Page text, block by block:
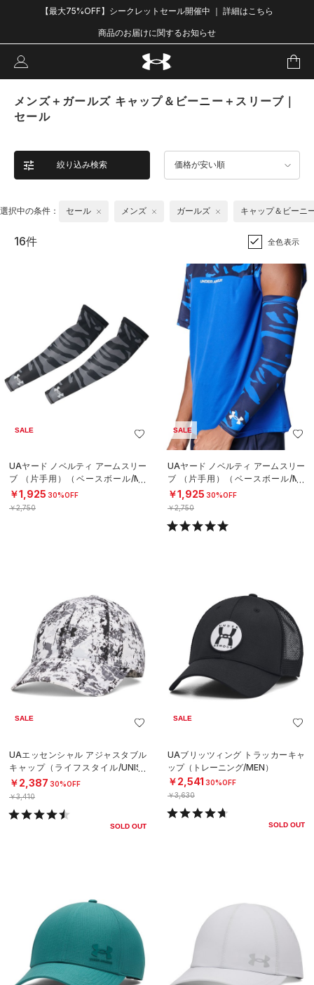
【最大75%OFF】シークレットセール開催中 ｜ 詳細はこちら
商品のお届けに関するお知らせ
メンズ＋ガールズ キャップ＆ビーニー＋スリーブ｜
セール
絞り込み検索 価格が安い順
選択中の条件： セール メンズ ガールズ キャップ＆ビーニ
16件 全色表示
SALE
UAヤード ノベルティ アームスリー
ブ （片手用）（ベースボール/ME
N）
￥1,925 30%OFF
￥2,750
SALE
UAヤード ノベルティ アームスリー
ブ （片手用）（ベースボール/ME
N）
￥1,925 30%OFF
￥2,750
SALE
UAエッセンシャル アジャスタブル
キャップ（ライフスタイル/UNISE
X）
￥2,387 30%OFF
￥3,410
SOLD OUT
SALE
UAブリッツィング トラッカーキャ
ップ（トレーニング/MEN）
￥2,541 30%OFF
￥3,630
SOLD OUT